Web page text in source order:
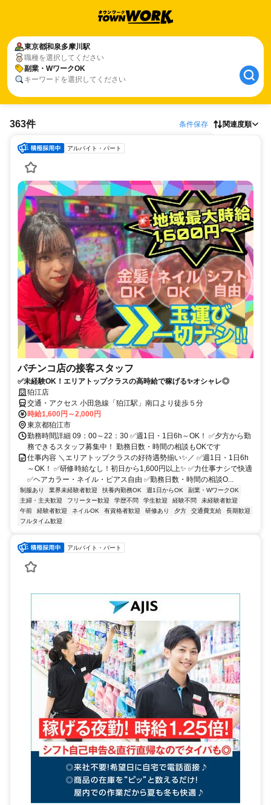
東京都和泉多摩川駅
職種を選択してください
副業・WワークOK
キーワードを選択してください
363件 条件保存 関連度順
アルバイト・パート
パチンコ店の接客スタッフ
✅未経験OK！エリアトップクラスの高時給で稼げる✨オシャレ◎
狛江店
交通・アクセス 小田急線「狛江駅」南口より徒歩５分
時給1,600円～2,000円
東京都狛江市
勤務時間詳細 09：00～22：30 ✅週1日・1日6h～OK！ ✅夕方から勤
務できるスタッフ募集中！ 勤務日数・時間の相談もOKです
仕事内容 ＼エリアトップクラスの好待遇勢揃い✨／ ✅週1日・1日6h
～OK！ ✅研修時給なし！初日から1,600円以上✨ ✅力仕事ナシで快適
✅ヘアカラー・ネイル・ピアス自由 ✅勤務日数・時間の相談O...
制服あり 業界未経験者歓迎 扶養内勤務OK 週1日からOK
副業・WワークOK
主婦・主夫歓迎
フリーター歓迎 学歴不問 学生歓迎 経験不問
未経験者歓迎
午前
経験者歓迎 ネイルOK 有資格者歓迎 研修あり 夕方 交通費支給
長期歓迎
フルタイム歓迎
アルバイト・パート